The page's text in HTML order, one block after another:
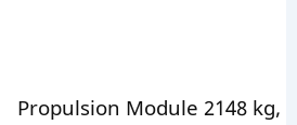
Propulsion Module 2148 kg,